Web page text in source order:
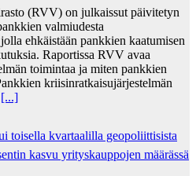
(RVV) on julkaissut päivitetyn
valmiudesta
ehkäistään pankkien kaatumisen
Raportissa RVV avaa
toimintaa ja miten pankkien
kriisinratkaisujärjestelmän
[...]
toisella kvartaalilla geopoliittisista
kasvu yrityskauppojen määrässä